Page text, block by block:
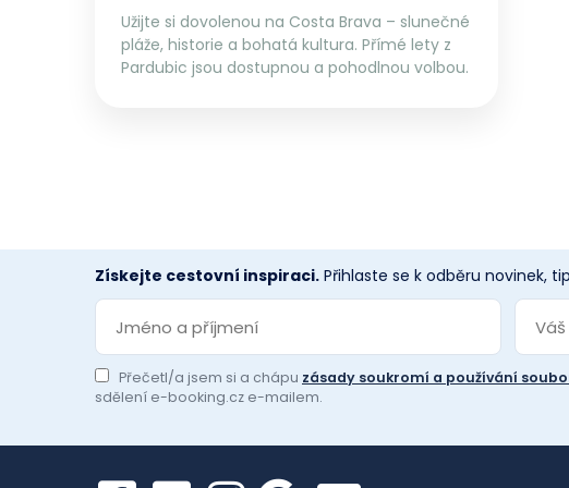
Užijte si dovolenou na Costa Brava – slunečné
pláže, historie a bohatá kultura. Přímé lety z
Pardubic jsou dostupnou a pohodlnou volbou.
Získejte cestovní inspiraci. Přihlaste se k odběru novinek,
Přečetl/a jsem si a chápu zásady soukromí a používání
sdělení e-booking.cz e-mailem.